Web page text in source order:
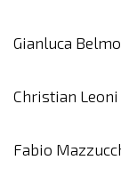
Gianluca
Christian
Fabio